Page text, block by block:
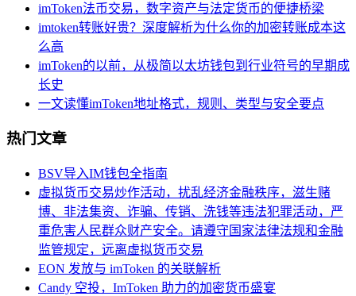
imToken法币交易，数字资产与法定货币的便捷桥梁
imtoken转账好贵？深度解析为什么你的加密转账成本这
么高
imToken的以前，从极简以太坊钱包到行业符号的早期成
长史
一文读懂imToken地址格式，规则、类型与安全要点
热门文章
BSV导入IM钱包全指南
虚拟货币交易炒作活动，扰乱经济金融秩序，滋生赌
博、非法集资、诈骗、传销、洗钱等违法犯罪活动，严
重危害人民群众财产安全。请遵守国家法律法规和金融
监管规定，远离虚拟货币交易
EON 发放与 imToken 的关联解析
Candy 空投，ImToken 助力的加密货币盛宴